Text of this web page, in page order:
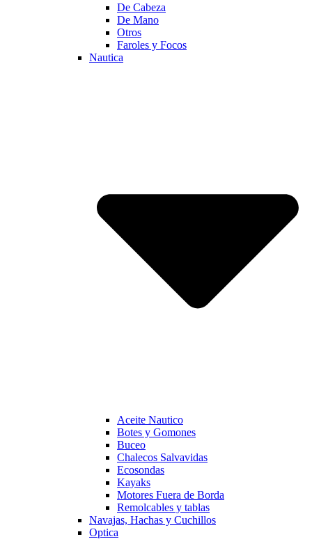
De Cabeza
De Mano
Otros
Faroles y Focos
Nautica
Aceite Nautico
Botes y Gomones
Buceo
Chalecos Salvavidas
Ecosondas
Kayaks
Motores Fuera de Borda
Remolcables y tablas
Navajas, Hachas y Cuchillos
Optica